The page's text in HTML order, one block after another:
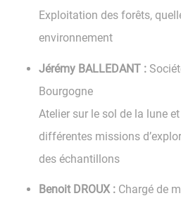
Exploitation des forêts,
environnement
Jérémy BALLEDANT :
Bourgogne
Atelier sur le sol de la lune
différentes missions
des échantillons
Benoit DROUX : Chargé de